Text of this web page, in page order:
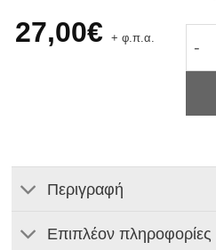
27,00€ + φ.π.α.
Περιγραφή
Επιπλέον πληροφορίες